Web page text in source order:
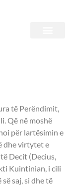
Shkurt
të Perëndimit,
Që në moshë
për lartësimin e
dhe virtytet e
Decit (Decius,
Kuintinian, i cili
saj, si dhe të